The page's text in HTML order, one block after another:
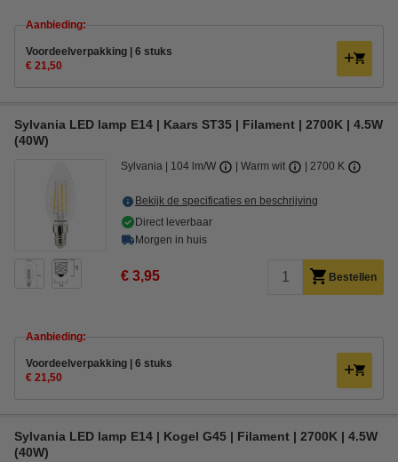
Aanbieding:
Voordeelverpakking | 6 stuks
€ 21,50
Sylvania LED lamp E14 | Kaars ST35 | Filament | 2700K | 4.5W
(40W)
Sylvania 104 lm/W Warm wit 2700 K
Bekijk de specificaties en beschrijving
Direct leverbaar
Morgen in huis
€ 3,95 Bestellen
Aanbieding:
Voordeelverpakking | 6 stuks
€ 21,50
Sylvania LED lamp E14 | Kogel G45 | Filament | 2700K | 4.5W
(40W)